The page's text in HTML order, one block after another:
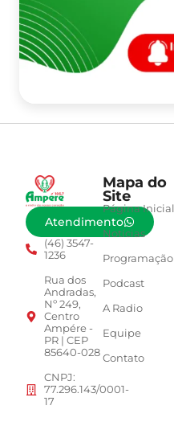
Atendimento
(46) 3547-
1236
Rua dos
Andradas,
Nº 249,
Centro
Ampére -
PR | CEP
85640-028
CNPJ:
77.296.143/0001-
17
Mapa do
Site
Página Inicial
Notícias
Programação
Podcast
A Radio
Equipe
Contato